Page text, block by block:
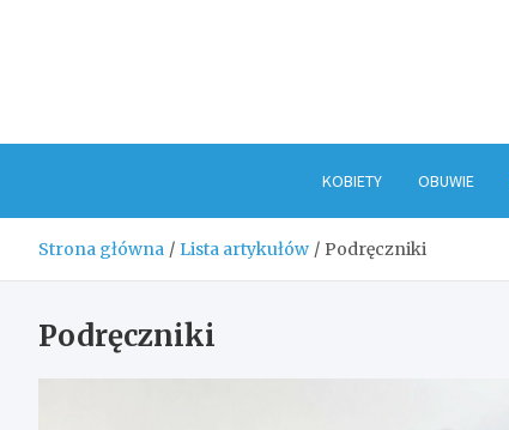
KOBIETY OBUWIE
Strona główna Lista artykułów Podręczniki
Podręczniki